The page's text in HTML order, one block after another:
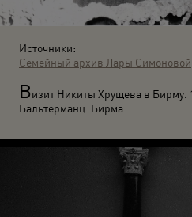
Источники:
Семейный архив Лары Симоновой
Визит Никиты Хрущева в Бирму.
Бальтерманц. Бирма.